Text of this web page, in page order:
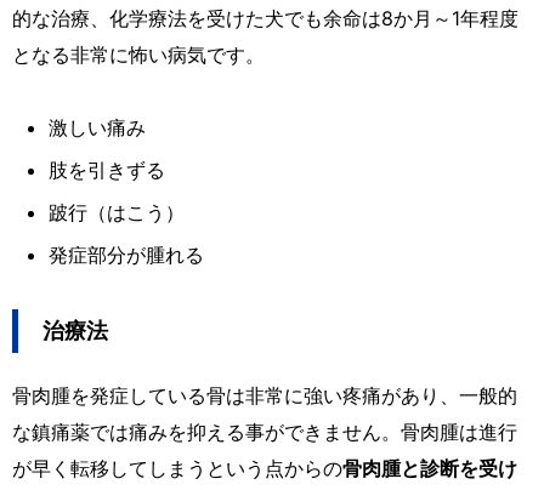
的な治療、化学療法を受けた犬でも余命は8か月～1年程度
となる非常に怖い病気です。
激しい痛み
肢を引きずる
跛行（はこう）
発症部分が腫れる
治療法
骨肉腫を発症している骨は非常に強い疼痛があり、一般的
な鎮痛薬では痛みを抑える事ができません。骨肉腫は進行
が早く転移してしまうという点からの骨肉腫と診断を受け